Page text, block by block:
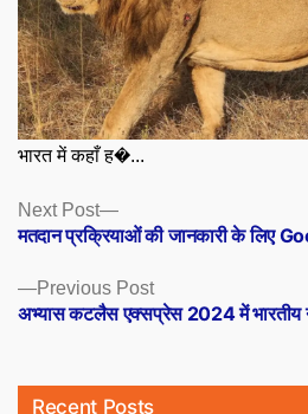
भारत में कहाँ ह�...
Posts
navigation
Previous PostPrevious
post:
अभ्यास कटलैस एक्सप्रेस 2024 में भारतीय
Next Post
Next
post:
मतदान प्रक्रियाओं की जानकारी के लिए
Recent Posts